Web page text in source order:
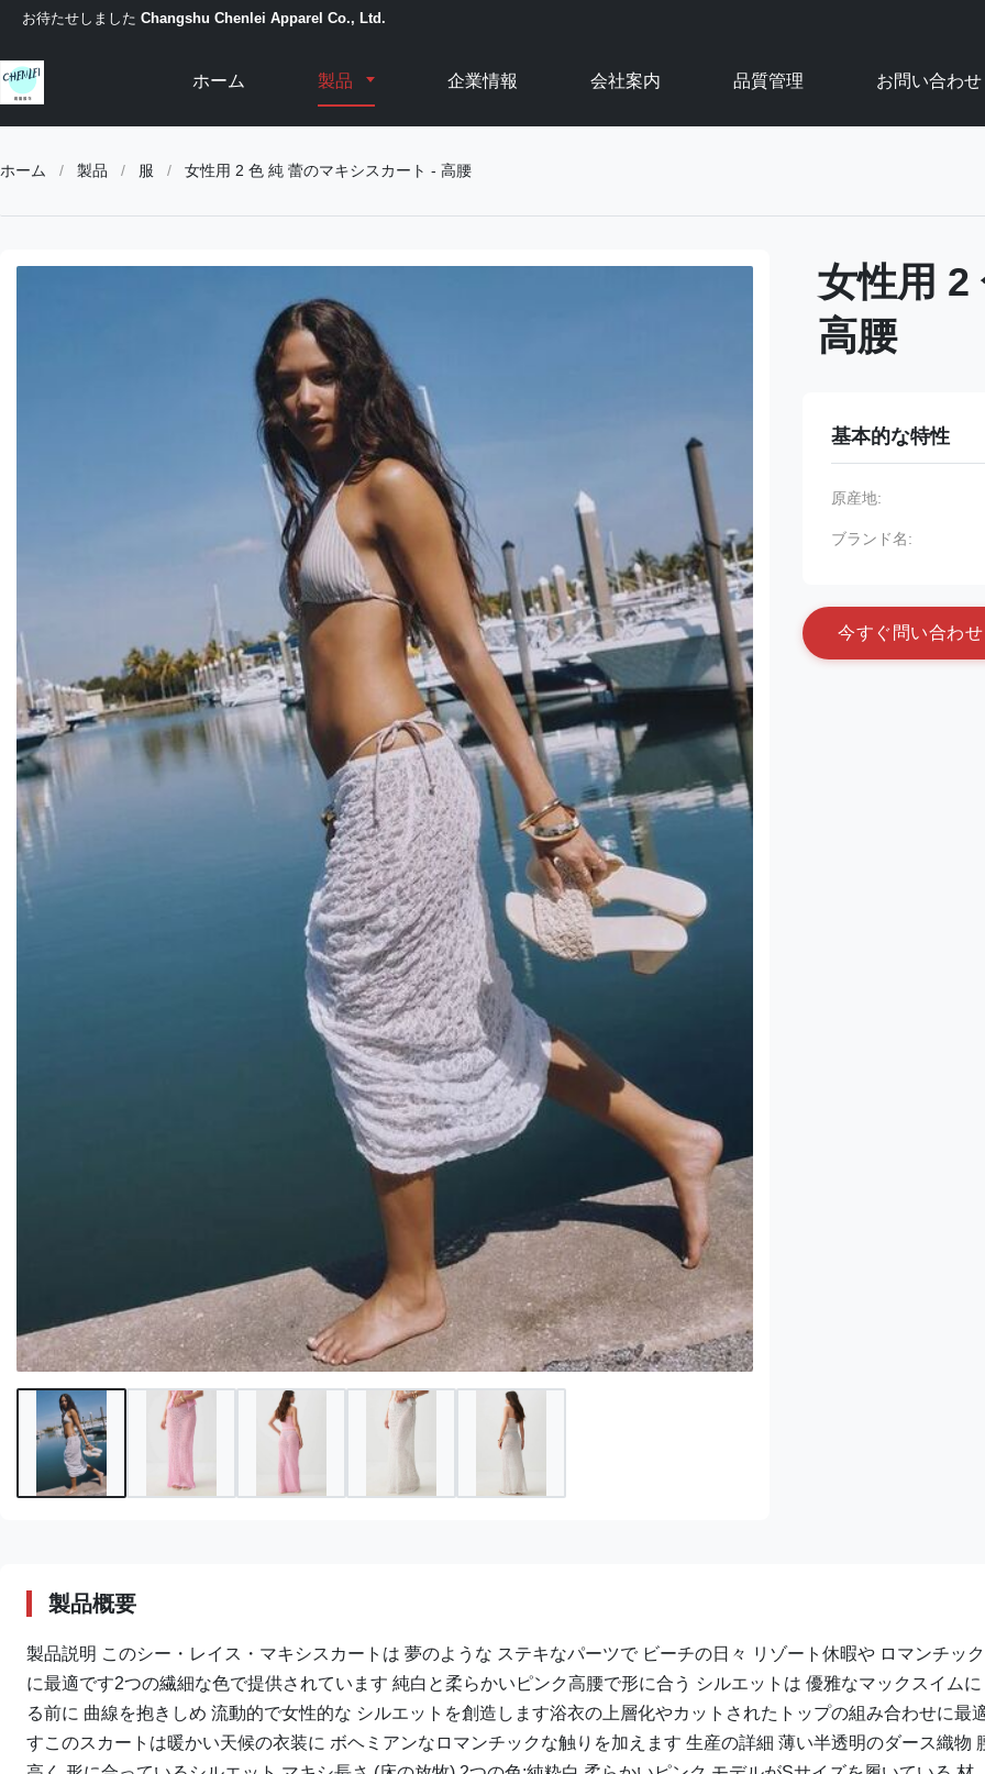
お待たせしました Changshu Chenlei Apparel Co., Ltd.
ホーム 製品 企業情報 会社案内 品質管理 お問い合わせ
ホーム / 製品 / 服 / 女性用 2 色 純 蕾のマキシスカート - 高腰
女性用 2
高腰
基本的な特性
原産地:
ブランド名:
今す ぐ 問い合わせ
製品概要
製品説明 このシー・レイス・マキシスカートは 夢のような ステキなパーツで ビーチの日々 リゾート休暇や ロマンチッ
に最適です2つの繊細な色で提供されています 純白と柔らかいピンク高腰で形に合う シルエットは 優雅なマックスイムに
る前に 曲線を抱きしめ 流動的で女性的な シルエットを創造します浴衣の上層化やカットされたトップの組み合わせに最
すこのスカートは暖かい天候の衣装に ボヘミアンなロマンチックな触りを加えます 生産の詳細 薄い半透明のダース織物